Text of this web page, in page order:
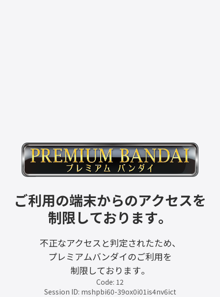
ご利用の端末からのアクセスを
制限しております。
不正なアクセスと判定されたため、
プレミアムバンダイのご利用を
制限しております。
Code: 12
Session ID: mshpbi60-39ox0i01is4nv6ict